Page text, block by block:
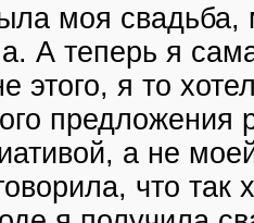
моя свадьба,
А теперь я
этого, я то
предложения
а не
что так